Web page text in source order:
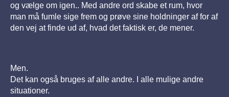
og vælge om igen.. Med andre ord skabe et rum, hvor
man må fumle sige frem og prøve sine holdninger af for af
den vej at finde ud af, hvad det faktisk er, de mener.
Men.
Det kan også bruges af alle andre. I alle mulige andre
situationer.